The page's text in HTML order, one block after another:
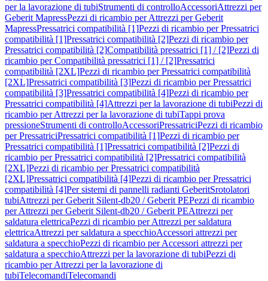
per la lavorazione di tubiStrumenti di controlloAccessoriAttrezzi per
Geberit MapressPezzi di ricambio per Attrezzi per Geberit
MapressPressatrici compatibilità [1]Pezzi di ricambio per Pressatrici
compatibilità [1]Pressatrici compatibilità [2]Pezzi di ricambio per
Pressatrici compatibilità [2]Compatibilità pressatrici [1] / [2]Pezzi di
ricambio per Compatibilità pressatrici [1] / [2]Pressatrici
compatibilità [2XL]Pezzi di ricambio per Pressatrici compatibilità
[2XL]Pressatrici compatibilità [3]Pezzi di ricambio per Pressatrici
compatibilità [3]Pressatrici compatibilità [4]Pezzi di ricambio per
Pressatrici compatibilità [4]Attrezzi per la lavorazione di tubiPezzi di
ricambio per Attrezzi per la lavorazione di tubiTappi prova
pressioneStrumenti di controlloAccessoriPressatriciPezzi di ricambio
per PressatriciPressatrici compatibilità [1]Pezzi di ricambio per
Pressatrici compatibilità [1]Pressatrici compatibilità [2]Pezzi di
ricambio per Pressatrici compatibilità [2]Pressatrici compatibilità
[2XL]Pezzi di ricambio per Pressatrici compatibilità
[2XL]Pressatrici compatibilità [4]Pezzi di ricambio per Pressatrici
compatibilità [4]Per sistemi di pannelli radianti GeberitSrotolatori
tubiAttrezzi per Geberit Silent-db20 / Geberit PEPezzi di ricambio
per Attrezzi per Geberit Silent-db20 / Geberit PEAttrezzi per
saldatura elettricaPezzi di ricambio per Attrezzi per saldatura
elettricaAttrezzi per saldatura a specchioAccessori attrezzi per
saldatura a specchioPezzi di ricambio per Accessori attrezzi per
saldatura a specchioAttrezzi per la lavorazione di tubiPezzi di
ricambio per Attrezzi per la lavorazione di
tubiTelecomandiTelecomandi